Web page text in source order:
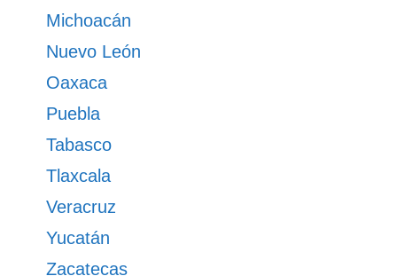
Michoacán
Nuevo León
Oaxaca
Puebla
Tabasco
Tlaxcala
Veracruz
Yucatán
Zacatecas